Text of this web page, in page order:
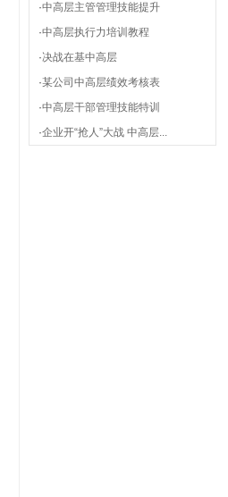
·中高层主管管理技能提升
·中高层执行力培训教程
·决战在基中高层
·某公司中高层绩效考核表
·中高层干部管理技能特训
·企业开“抢人”大战 中高层...